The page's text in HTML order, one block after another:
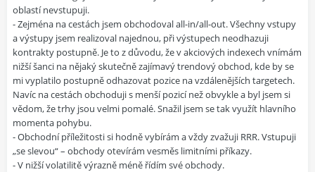
oblastí nevstupuji.
- Zejména na cestách jsem obchodoval all-in/all-out. Všechny vstupy
a výstupy jsem realizoval najednou, při výstupech neodhazuji
kontrakty postupně. Je to z důvodu, že v akciových indexech vnímám
nižší šanci na nějaký skutečně zajímavý trendový obchod, kde by se
mi vyplatilo postupně odhazovat pozice na vzdálenějších targetech.
Navíc na cestách obchoduji s menší pozicí než obvykle a byl jsem si
vědom, že trhy jsou velmi pomalé. Snažil jsem se tak využít hlavního
momenta pohybu.
- Obchodní příležitosti si hodně vybírám a vždy zvažuji RRR. Vstupuji
„se slevou“ – obchody otevírám vesměs limitními příkazy.
- V nižší volatilitě výrazně méně řídím své obchody.